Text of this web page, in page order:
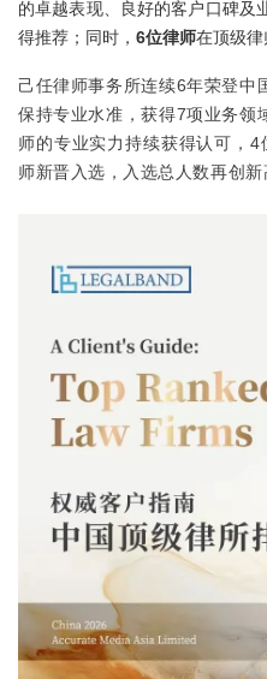
的卓越表现、良好的客户口碑及
得推荐；同时， 6位律师在顶级律
己任律师事务所连续6年荣登中
保持专业水准，获得7项业务领
师的专业实力持续获得认可，
师新晋入选，入选总人数再创新